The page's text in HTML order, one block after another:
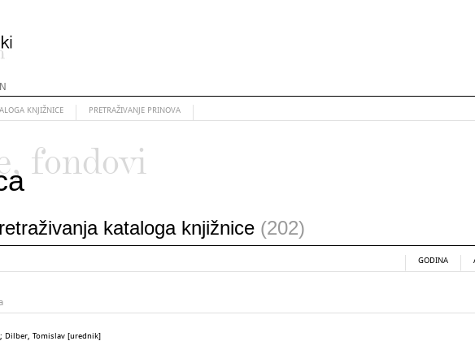
KNJIŽNICE PRETRAŽIVANJE PRINOVA
fondovi
kataloga knjižnice (202)
GODINA
Dilber, Tomislav [urednik]